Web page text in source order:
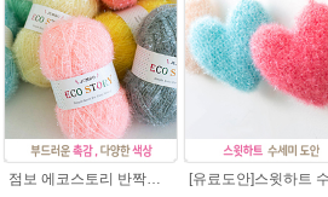
점보 에코스토리 반짝이 80g 대용량 수세미뜨기 뜨개실 친환경소품 뜨개질실//웰빙수세미실/반짝이수세미실/반짝이뜨개실/ 수세미실/대용량수세미/빤짝이실